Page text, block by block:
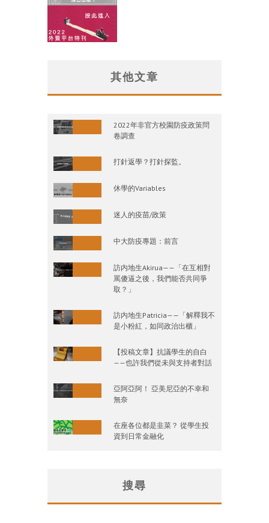
其他文章
2022年非官方校園防疫政策問
卷調查
打針返學？打針探監。
休學的Variables
迷人的疫苗/政策
中大防疫專題：前言
訪内地生Akirua——「在互相對
罵傻逼之後，我們能否共同爭
取？」
訪内地生Patricia——「解釋我不
是小粉紅，如同政治出櫃」
【投稿文章】抗議學生的自白
——也許我們從未與支持者對話
亞阿亞阿！ 亞美尼亞的不幸和
無奈
在座各位都是韭菜？ 從學生投
資到日常金融化
搜尋